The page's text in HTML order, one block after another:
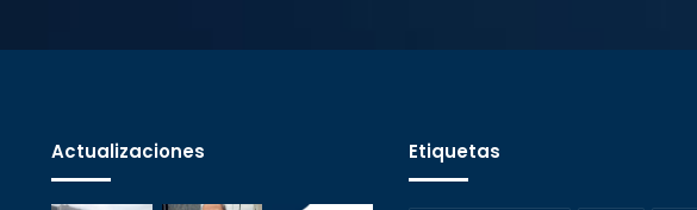
Actualizaciones Etiquetas